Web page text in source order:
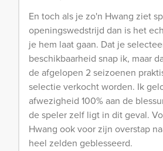
En toch als je zo'n Hwang ziet
openingswedstrijd dan is het
je hem laat gaan. Dat je
beschikbaarheid snap ik, maar
de afgelopen 2 seizoenen
selectie verkocht worden. Ik
afwezigheid 100% aan de
de speler zelf ligt in dit geval.
Hwang ook voor zijn overstap
heel zelden geblesseerd.